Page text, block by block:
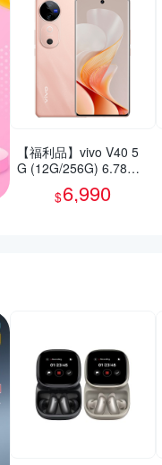
【福利品】vivo V40 5
G (12G/256G) 6.78吋
智慧型手機(9成新)
$6,990